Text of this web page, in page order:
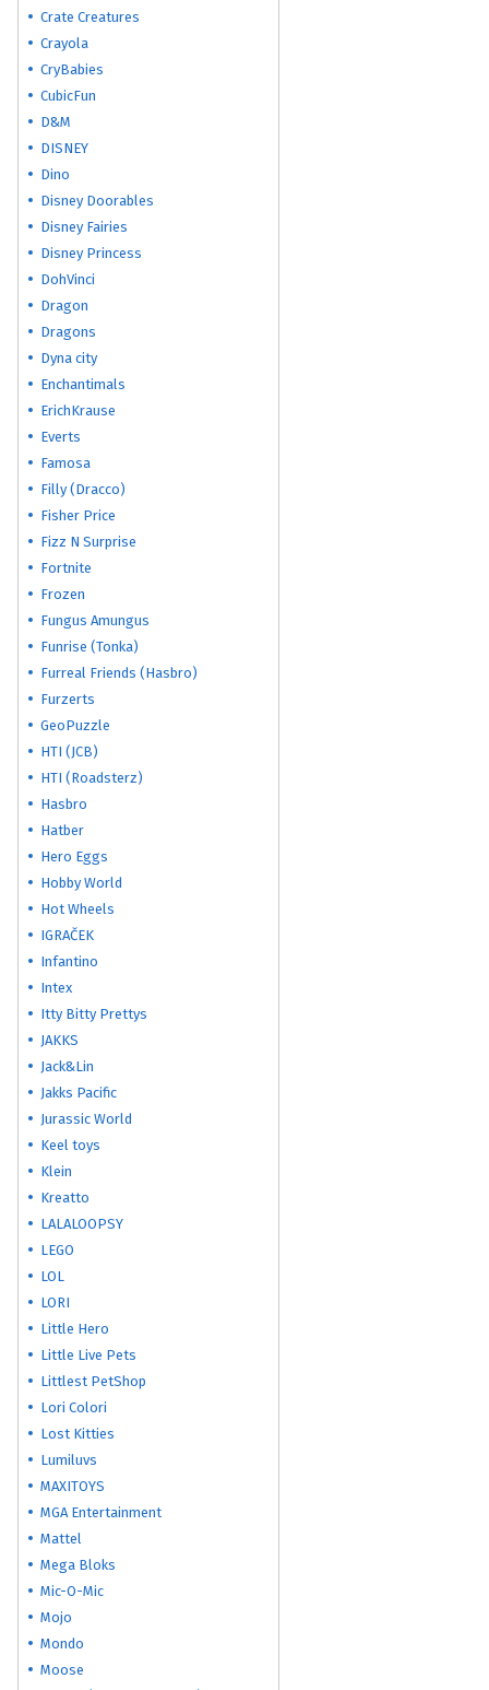
Crate Creatures
Crayola
CryBabies
CubicFun
D&M
DISNEY
Dino
Disney Doorables
Disney Fairies
Disney Princess
DohVinci
Dragon
Dragons
Dyna city
Enchantimals
ErichKrause
Everts
Famosa
Filly (Dracco)
Fisher Price
Fizz N Surprise
Fortnite
Frozen
Fungus Amungus
Funrise (Tonka)
Furreal Friends (Hasbro)
Furzerts
GeoPuzzle
HTI (JCB)
HTI (Roadsterz)
Hasbro
Hatber
Hero Eggs
Hobby World
Hot Wheels
IGRAČEK
Infantino
Intex
Itty Bitty Prettys
JAKKS
Jack&Lin
Jakks Pacific
Jurassic World
Keel toys
Klein
Kreatto
LALALOOPSY
LEGO
LOL
LORI
Little Hero
Little Live Pets
Littlest PetShop
Lori Colori
Lost Kitties
Lumiluvs
MAXITOYS
MGA Entertainment
Mattel
Mega Bloks
Mic-O-Mic
Mojo
Mondo
Moose